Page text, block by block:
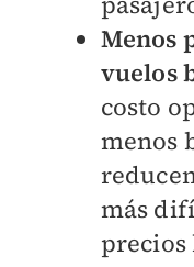
Menos
vuelos
costo
menos
más
precios